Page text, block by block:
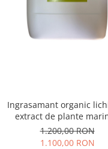
& Truse reparatii
Cabluri si incarcatoare
Freza de zapada
Echipamente de
Ingrasamant organic
extract de plante
MARINE - 20 litri,
cereale, pomi, cartof
1.200,00 RON
1.100,00 RON